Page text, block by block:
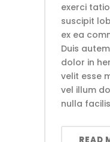
exerci
suscipit
ex ea
Duis
dolor in
velit esse
vel illum
nulla